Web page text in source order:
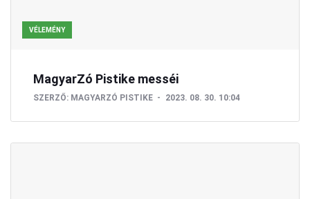
VÉLEMÉNY
MagyarZó Pistike messéi
SZERZŐ: MAGYARZÓ PISTIKE 2023. 08. 30. 10:04